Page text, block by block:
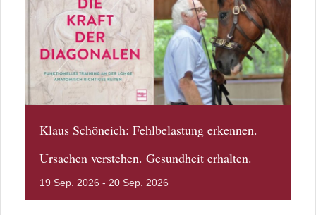
Klaus Schöneich: Fehlbelastung erkennen.
Ursachen verstehen. Gesundheit erhalten.
19 Sep. 2026 - 20 Sep. 2026